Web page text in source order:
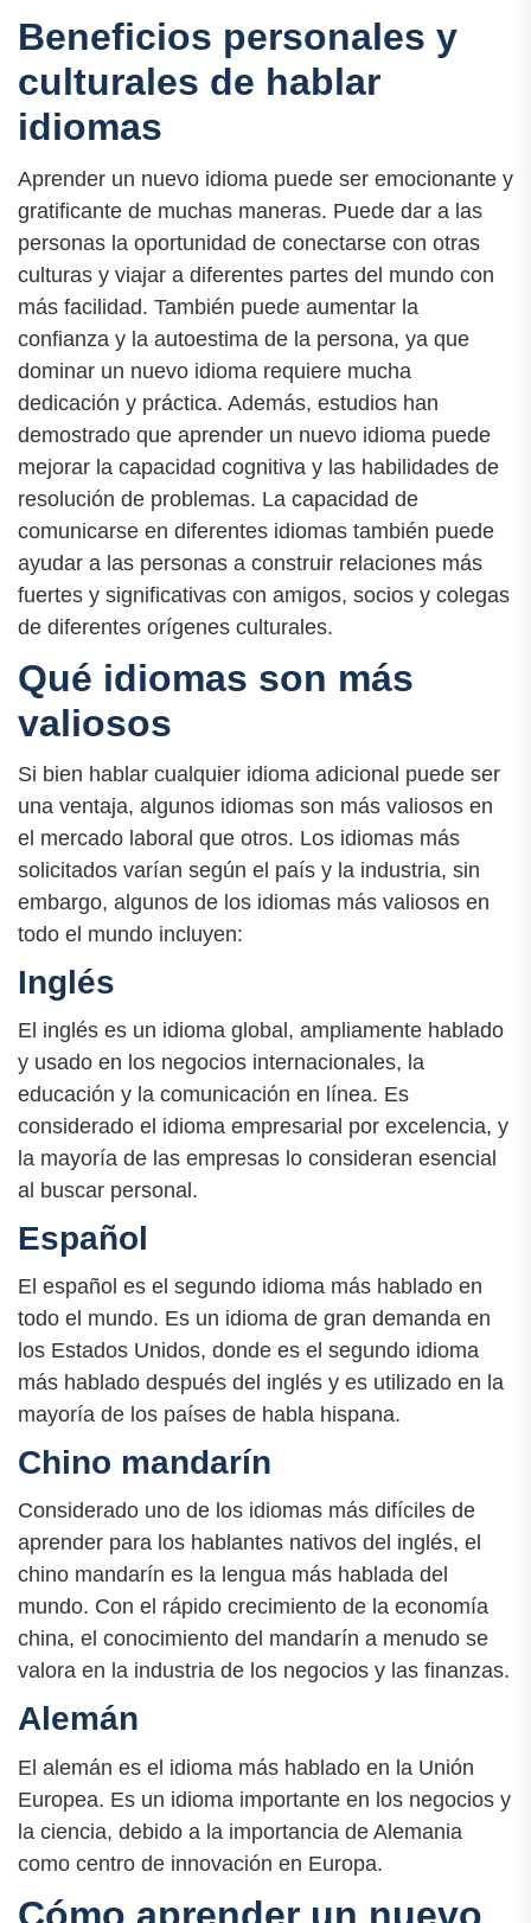
Beneficios personales y
culturales de hablar
idiomas
Aprender un nuevo idioma puede ser emocionante y
gratificante de muchas maneras. Puede dar a las
personas la oportunidad de conectarse con otras
culturas y viajar a diferentes partes del mundo con
más facilidad. También puede aumentar la
confianza y la autoestima de la persona, ya que
dominar un nuevo idioma requiere mucha
dedicación y práctica. Además, estudios han
demostrado que aprender un nuevo idioma puede
mejorar la capacidad cognitiva y las habilidades de
resolución de problemas. La capacidad de
comunicarse en diferentes idiomas también puede
ayudar a las personas a construir relaciones más
fuertes y significativas con amigos, socios y colegas
de diferentes orígenes culturales.
Qué idiomas son más
valiosos
Si bien hablar cualquier idioma adicional puede ser
una ventaja, algunos idiomas son más valiosos en
el mercado laboral que otros. Los idiomas más
solicitados varían según el país y la industria, sin
embargo, algunos de los idiomas más valiosos en
todo el mundo incluyen:
Inglés
El inglés es un idioma global, ampliamente hablado
y usado en los negocios internacionales, la
educación y la comunicación en línea. Es
considerado el idioma empresarial por excelencia, y
la mayoría de las empresas lo consideran esencial
al buscar personal.
Español
El español es el segundo idioma más hablado en
todo el mundo. Es un idioma de gran demanda en
los Estados Unidos, donde es el segundo idioma
más hablado después del inglés y es utilizado en la
mayoría de los países de habla hispana.
Chino mandarín
Considerado uno de los idiomas más difíciles de
aprender para los hablantes nativos del inglés, el
chino mandarín es la lengua más hablada del
mundo. Con el rápido crecimiento de la economía
china, el conocimiento del mandarín a menudo se
valora en la industria de los negocios y las finanzas.
Alemán
El alemán es el idioma más hablado en la Unión
Europea. Es un idioma importante en los negocios y
la ciencia, debido a la importancia de Alemania
como centro de innovación en Europa.
Cómo aprender un nuevo